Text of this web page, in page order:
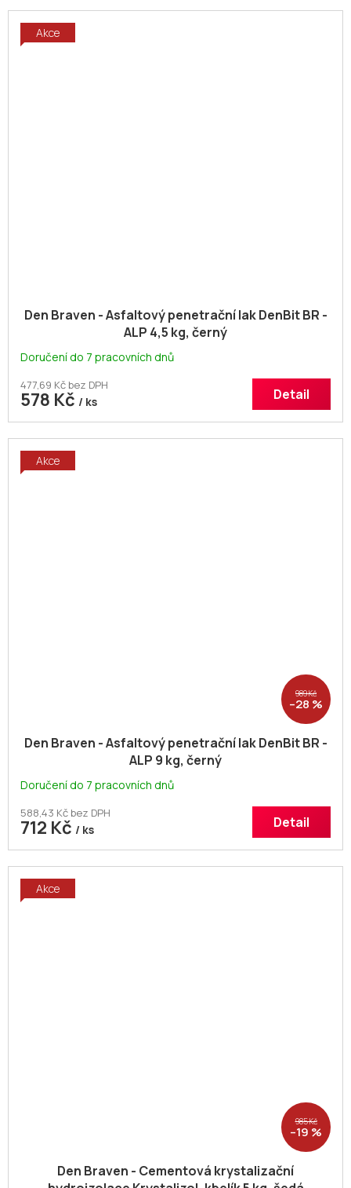
Akce
Den Braven - Asfaltový penetrační lak DenBit BR -
ALP 4,5 kg, černý
Doručení do 7 pracovních dnů
477,69 Kč bez DPH
578 Kč / ks Detail
Akce
989 Kč
–28 %
Den Braven - Asfaltový penetrační lak DenBit BR -
ALP 9 kg, černý
Doručení do 7 pracovních dnů
588,43 Kč bez DPH
712 Kč / ks Detail
Akce
985 Kč
–19 %
Den Braven - Cementová krystalizační